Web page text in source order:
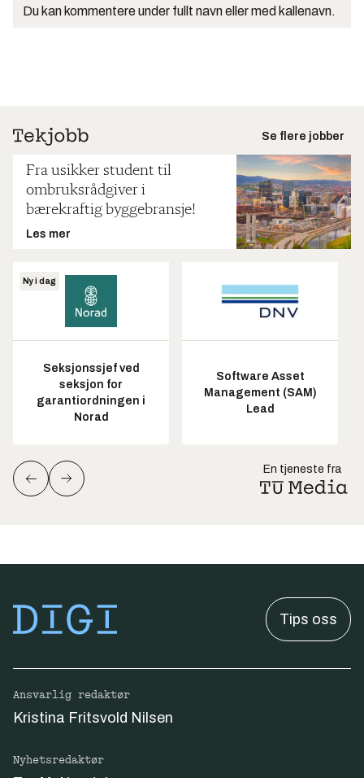
Du kan kommentere under fullt navn eller med kallenavn.
Se flere jobber
Fra usikker student til
ombruksrådgiver i
bærekraftig byggebransje!
Les mer
Ny i dag
Seksjonssjef ved
seksjon for
garantiordningen i
Norad
Software Asset
Management (SAM)
Lead
En tjeneste fra
Tips oss
Ansvarlig redaktør
Kristina Fritsvold Nilsen
Nyhetsredaktør